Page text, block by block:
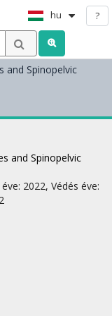
hu ?
and Spinopelvic
and Spinopelvic
2022, Védés éve: